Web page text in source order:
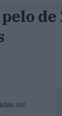
sin